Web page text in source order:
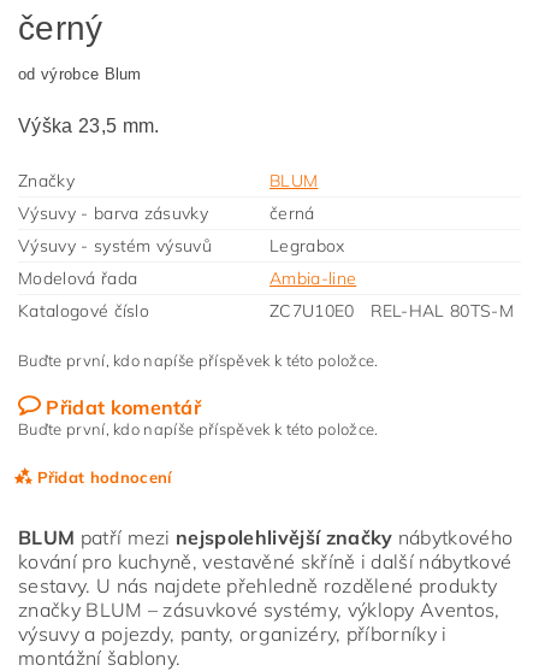
černý
od výrobce Blum
Výška 23,5 mm.
Značky
BLUM
Výsuvy - barva zásuvky
černá
Výsuvy - systém výsuvů
Legrabox
Modelová řada
Ambia-line
Katalogové číslo
ZC7U10E0 REL-HAL 80TS-M
Buďte první, kdo napíše příspěvek k této položce.
Přidat komentář
Buďte první, kdo napíše příspěvek k této položce.
Přidat hodnocení
BLUM patří mezi nejspolehlivější značky nábytkového
kování pro kuchyně, vestavěné skříně i další nábytkové
sestavy. U nás najdete přehledně rozdělené produkty
značky BLUM – zásuvkové systémy, výklopy Aventos,
výsuvy a pojezdy, panty, organizéry, příborníky i
montážní šablony.